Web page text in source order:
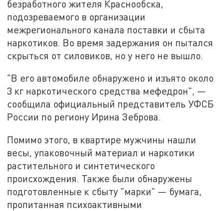
безработного жителя Краснообска,
подозреваемого в организации
межрегионального канала поставки и сбыта
наркотиков. Во время задержания он пытался
скрыться от силовиков, но у него не вышло.
"В его автомобиле обнаружено и изъято около
3 кг наркотического средства мефедрон", —
сообщила официальный представитель УФСБ
России по региону Ирина Зеброва.
Помимо этого, в квартире мужчины нашли
весы, упаковочный материал и наркотики
растительного и синтетического
происхождения. Также были обнаружены
подготовленные к сбыту "марки" — бумага,
пропитанная психоактивными